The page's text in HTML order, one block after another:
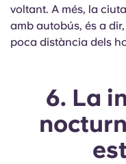
voltant. A més, la
amb autobús, és a
poca distància dels
6. La